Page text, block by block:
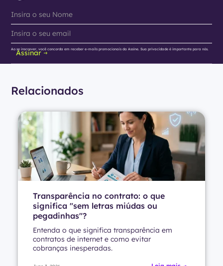
Assinar
Ao se inscrever, você concorda em receber e-mails promocionais da Assine. Sua privacidade é importante para nós.
Relacionados
Transparência no contrato: o que
significa "sem letras miúdas ou
pegadinhas"?
Entenda o que significa transparência em
contratos de internet e como evitar
cobranças inesperadas.